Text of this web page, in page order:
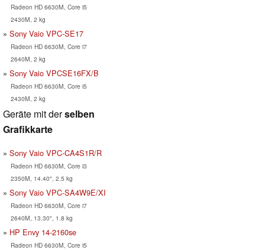
Radeon HD 6630M, Core i5
2430M, 2 kg
Sony Vaio VPC-SE17
Radeon HD 6630M, Core i7
2640M, 2 kg
Sony Vaio VPCSE16FX/B
Radeon HD 6630M, Core i5
2430M, 2 kg
Geräte mit derselben
Grafikkarte
Sony Vaio VPC-CA4S1R/R
Radeon HD 6630M, Core i3
2350M, 14.40", 2.5 kg
Sony Vaio VPC-SA4W9E/XI
Radeon HD 6630M, Core i7
2640M, 13.30", 1.8 kg
HP Envy 14-2160se
Radeon HD 6630M, Core i5